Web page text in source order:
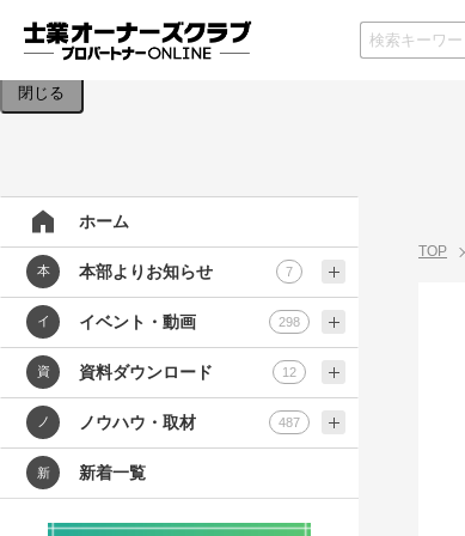
検索条件を入力してください。
閉じる
ホーム
本 本部よりお知らせ 7
イ イベント・動画 298
資 資料ダウンロード 12
ノ ノウハウ・取材 487
新 新着一覧
TOP